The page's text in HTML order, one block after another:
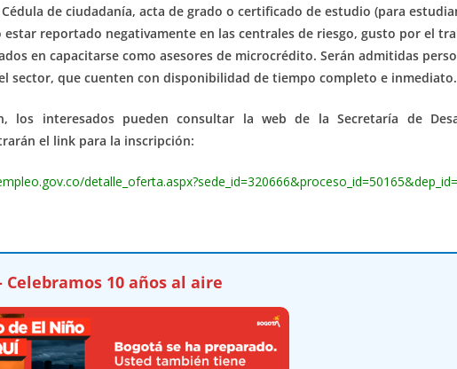
de ciudadanía, acta de grado o certificado de estudio (para
estar reportado negativamente en las centrales de riesgo, gusto por el
en capacitarse como asesores de microcrédito. Serán admitidas
sector, que cuenten con disponibilidad de tiempo completo e inmediato.
los interesados pueden consultar la web de la Secretaría de
el link para la inscripción:
Celebramos 10 años al aire